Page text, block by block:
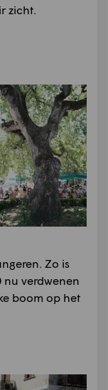
zicht.
Zo is
nu verdwenen
boom op het